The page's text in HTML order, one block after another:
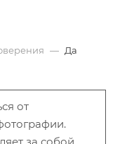
— Да
от